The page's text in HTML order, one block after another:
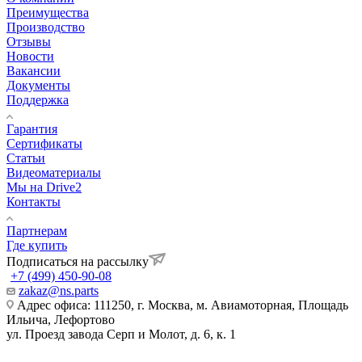
Преимущества
Производство
Отзывы
Новости
Вакансии
Документы
Поддержка
Гарантия
Сертификаты
Статьи
Видеоматериалы
Мы на Drive2
Контакты
Партнерам
Где купить
Подписаться на рассылку
+7 (499) 450-90-08
zakaz@ns.parts
Адрес офиса: 111250, г. Москва, м. Авиамоторная, Площадь
Ильича, Лефортово
ул. Проезд завода Серп и Молот, д. 6, к. 1